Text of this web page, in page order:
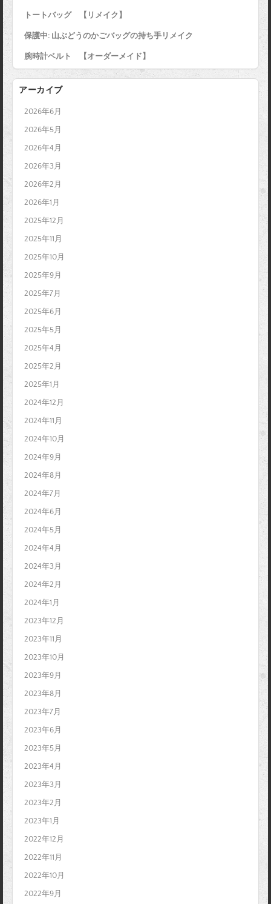
トートバッグ 【リメイク】
保護中: 山ぶどうのかごバッグの持ち手リメイク
腕時計ベルト 【オーダーメイド】
アーカイブ
2026年6月
2026年5月
2026年4月
2026年3月
2026年2月
2026年1月
2025年12月
2025年11月
2025年10月
2025年9月
2025年7月
2025年6月
2025年5月
2025年4月
2025年2月
2025年1月
2024年12月
2024年11月
2024年10月
2024年9月
2024年8月
2024年7月
2024年6月
2024年5月
2024年4月
2024年3月
2024年2月
2024年1月
2023年12月
2023年11月
2023年10月
2023年9月
2023年8月
2023年7月
2023年6月
2023年5月
2023年4月
2023年3月
2023年2月
2023年1月
2022年12月
2022年11月
2022年10月
2022年9月